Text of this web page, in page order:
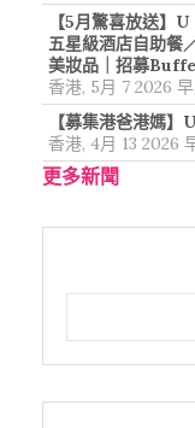
【5月驚喜放送】
五星級酒店自助餐
美妝品｜招募
香港, 5月 7 2026
【募集港爸港媽
香港, 4月 13 2026
更多新聞